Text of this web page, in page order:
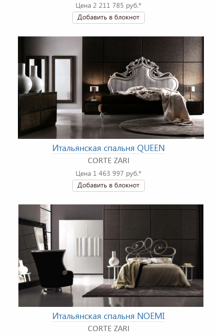
Цена 2 211 785 руб.*
Добавить в блокнот
Итальянская спальня QUEEN
CORTE ZARI
Цена 1 463 997 руб.*
Добавить в блокнот
Итальянская спальня NOEMI
CORTE ZARI